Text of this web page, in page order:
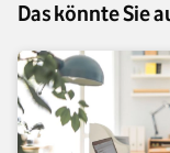
Das könnte Sie